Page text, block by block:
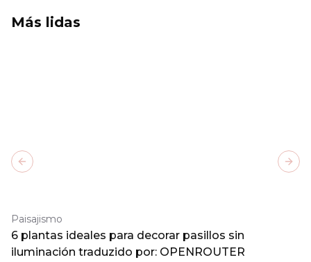
Más lidas
Paisajismo
6 plantas ideales para decorar pasillos sin
iluminación traduzido por: OPENROUTER
Previous slide